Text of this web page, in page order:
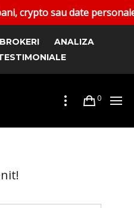
sau date
BROKERI
ANALIZA
0